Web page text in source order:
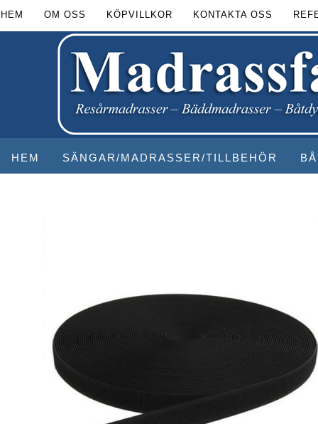
HEM OM OSS KÖPVILLKOR KONTAKTA OSS
HEM SÄNGAR/MADRASSER/TILLBEHÖR